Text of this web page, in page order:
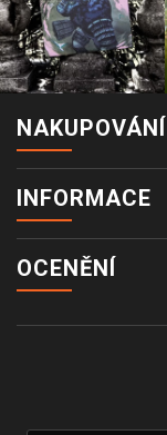
NAKUPOVÁNÍ
INFORMACE
OCENĚNÍ